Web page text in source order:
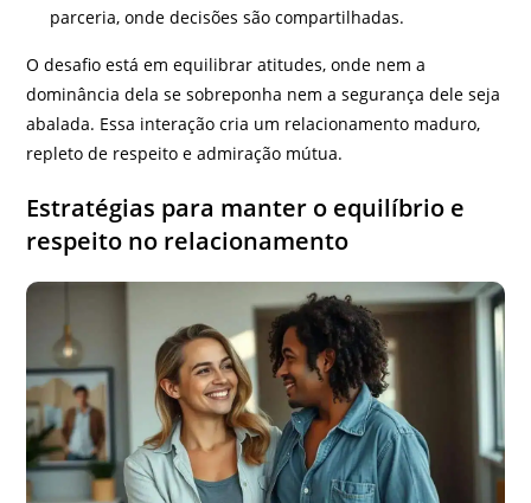
parceria, onde decisões são compartilhadas.
O desafio está em equilibrar atitudes, onde nem a
dominância dela se sobreponha nem a segurança dele seja
abalada. Essa interação cria um relacionamento maduro,
repleto de respeito e admiração mútua.
Estratégias para manter o equilíbrio e
respeito no relacionamento